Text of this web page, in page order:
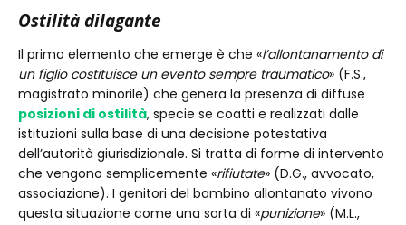
Ostilità dilagante
Il primo elemento che emerge è che «l’allontanamento di
un figlio costituisce un evento sempre traumatico» (F.S.,
magistrato minorile) che genera la presenza di diffuse
posizioni di ostilità, specie se coatti e realizzati dalle
istituzioni sulla base di una decisione potestativa
dell’autorità giurisdizionale. Si tratta di forme di intervento
che vengono semplicemente «rifiutate» (D.G., avvocato,
associazione). I genitori del bambino allontanato vivono
questa situazione come una sorta di «punizione» (M.L.,